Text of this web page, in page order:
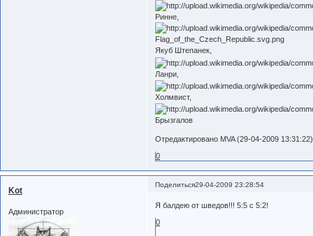
Ринне,
Якуб Штепанек,
Ланри,
Холмвист,
Брызгалов
Отредактировано MVA (29-04-2009 13:31:22)
0
Поделиться29-04-2009 23:28:54
Kot
Администратор
Я балдею от шведов!!! 5:5 с 5:2!
0